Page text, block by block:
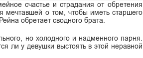
счастье и страдания от обретения
мечтавшей о том, чтобы иметь старшего
обретает сводного брата.
но холодного и надменного парня.
ли у девушки выстоять в этой неравной